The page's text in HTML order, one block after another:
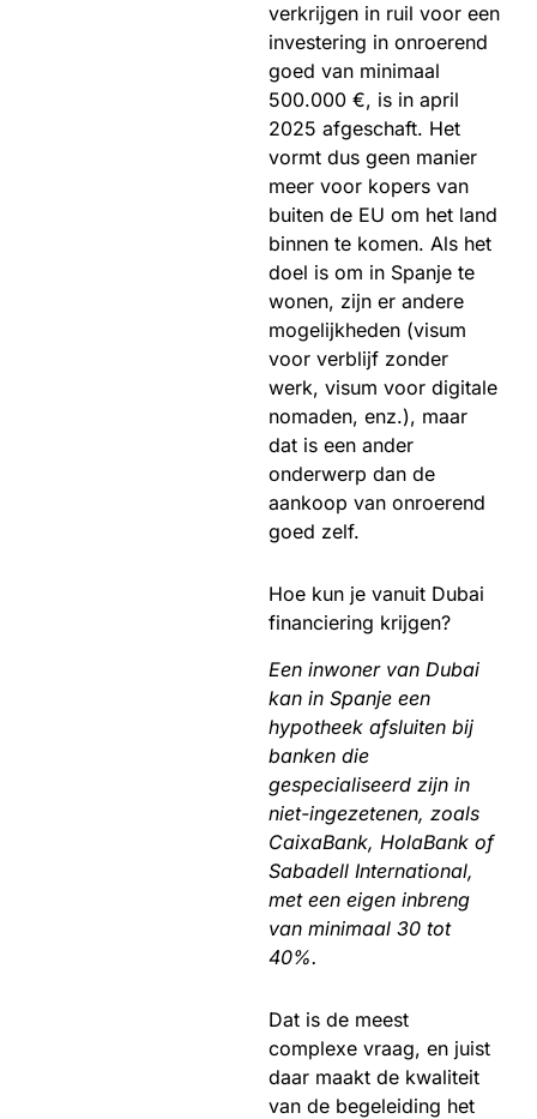
verkrijgen in ruil voor een
investering in onroerend
goed van minimaal
500.000 €, is in april
2025 afgeschaft. Het
vormt dus geen manier
meer voor kopers van
buiten de EU om het land
binnen te komen. Als het
doel is om in Spanje te
wonen, zijn er andere
mogelijkheden (visum
voor verblijf zonder
werk, visum voor digitale
nomaden, enz.), maar
dat is een ander
onderwerp dan de
aankoop van onroerend
goed zelf.
Hoe kun je vanuit Dubai
financiering krijgen?
Een inwoner van Dubai
kan in Spanje een
hypotheek afsluiten bij
banken die
gespecialiseerd zijn in
niet-ingezetenen, zoals
CaixaBank, HolaBank of
Sabadell International,
met een eigen inbreng
van minimaal 30 tot
40%.
Dat is de meest
complexe vraag, en juist
daar maakt de kwaliteit
van de begeleiding het